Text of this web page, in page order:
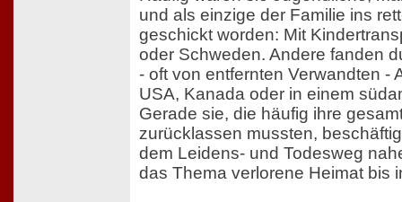
und als einzige der Familie ins
geschickt worden: Mit
oder Schweden. Andere fanden
- oft von entfernten Verwandten -
USA, Kanada oder in einem
Gerade sie, die häufig ihre
zurücklassen mussten,
dem Leidens- und Todesweg
das Thema verlorene Heimat bis